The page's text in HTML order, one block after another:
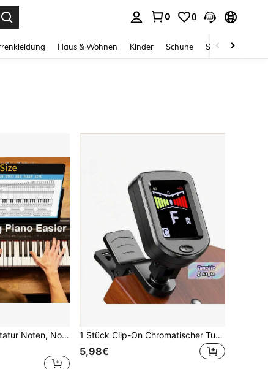
0 0
Haus & Wohnen Kinder Schuhe Schmuck &
Großes Klavier Tastatur Noten, Notenschlüssel, gängige Klavierakkorde Diagramm, Klaviertheorie Poster, geeignet für Klavieranfänger und Klavierunterricht, dickes Papier, beidseitig laminiert
1 Stück Clip-On Chromatischer Tuner mit 360° drehbarem Farbdisplay, für Gitarre, Bass, Ukulele, Geige – tragbar, einfach zu bedienen, batteriebetrieben Instrumentenzubehör
5,98€